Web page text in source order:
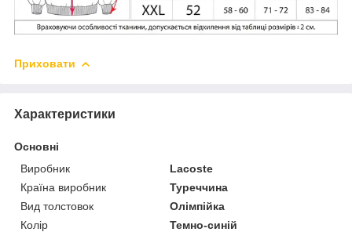
Приховати
Характеристики
Основні
Виробник
Lacoste
Країна виробник
Туреччина
Вид толстовок
Олімпійка
Колір
Темно-синій